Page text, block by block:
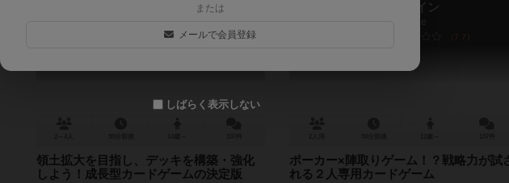
7.5
領土拡大を目指し、デッキを構築・強化
しよう！成長型カードゲームの決定版
バトルライン
Battle Line
7.7
ポーカー×陣取りゲーム！？戦略力が試
れる２人専用カードゲーム
または
メールで会員登録
しばらく表示しない